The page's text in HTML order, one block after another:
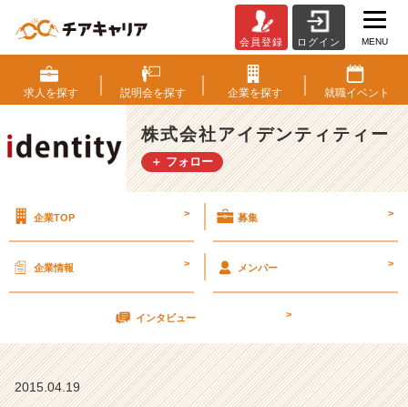
く
環
境
【株
式
会
デ
ィ
テ
会員登録 ログイン MENU
求人を探す 説明会を探す 企業を探す 就職イベント
株式会社アイデンティティー
＋ フォロー
企業TOP > 募集 >
企業情報 > メンバー >
インタビュー >
2015.04.19